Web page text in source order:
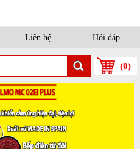
Liên hệ Hỏi đáp
(0)